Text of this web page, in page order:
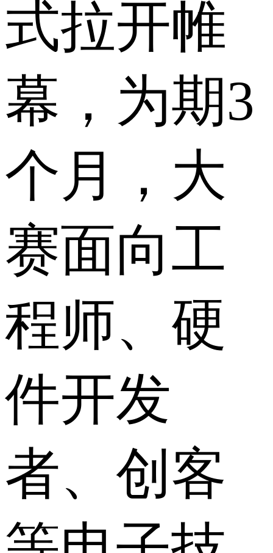
式拉开帷
幕，为期3
个月，大
赛面向工
程师、硬
件开发
者、创客